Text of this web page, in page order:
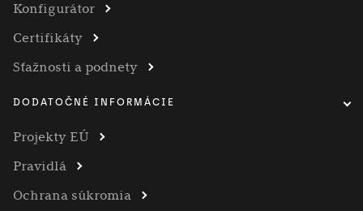
Konfigurátor
Certifikáty
Sťažnosti a podnety
DODATOČNÉ INFORMÁCIE
Projekty EÚ
Pravidlá
Ochrana súkromia